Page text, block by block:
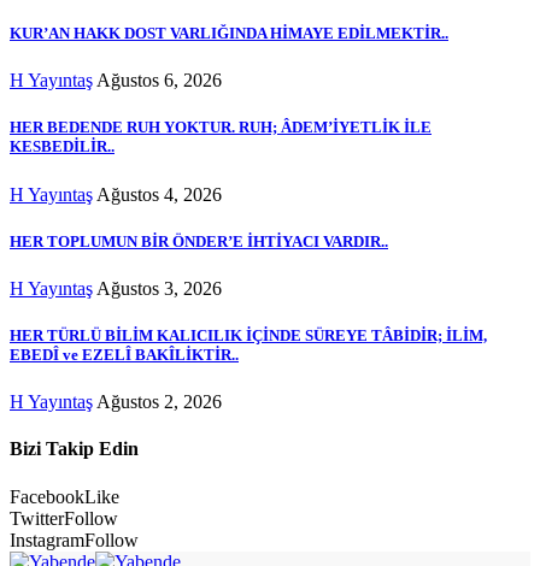
KUR’AN HAKK DOST VARLIĞINDA HİMAYE EDİLMEKTİR..
H Yayıntaş Ağustos 6, 2026
HER BEDENDE RUH YOKTUR. RUH; ÂDEM’İYETLİK İLE
KESBEDİLİR..
H Yayıntaş Ağustos 4, 2026
HER TOPLUMUN BİR ÖNDER’E İHTİYACI VARDIR..
H Yayıntaş Ağustos 3, 2026
HER TÜRLÜ BİLİM KALICILIK İÇİNDE SÜREYE TÂBİDİR; İLİM,
EBEDÎ ve EZELÎ BAKÎLİKTİR..
H Yayıntaş Ağustos 2, 2026
Bizi Takip Edin
FacebookLike
TwitterFollow
InstagramFollow